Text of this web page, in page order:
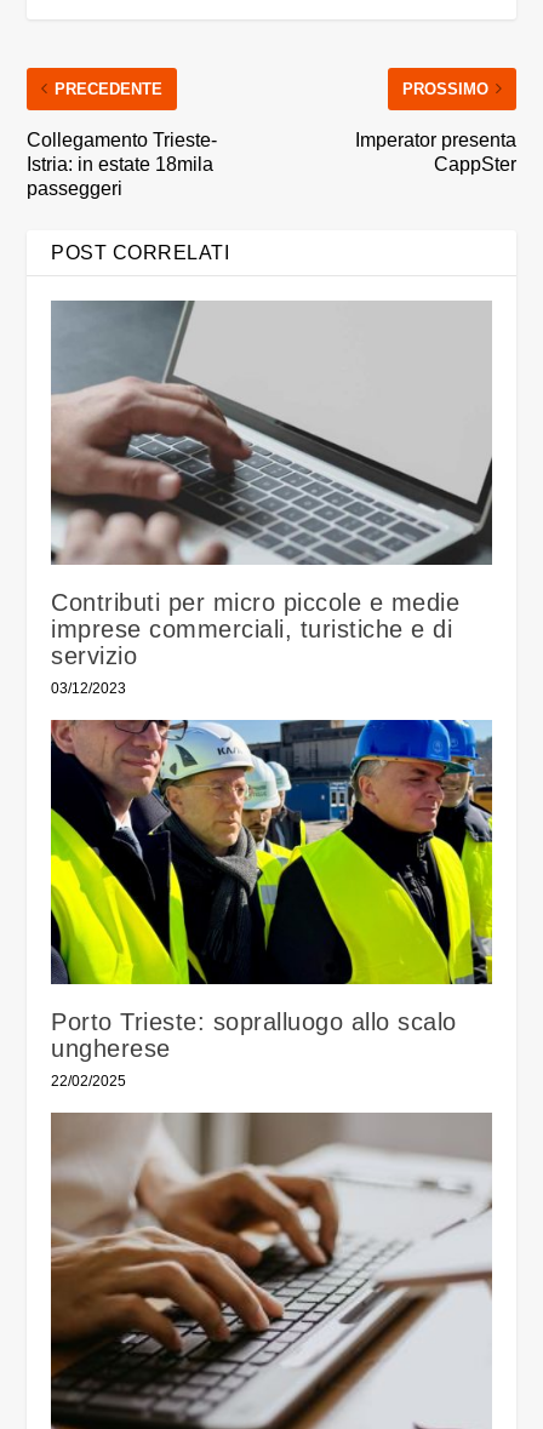
PRECEDENTE
Collegamento Trieste-
Istria: in estate 18mila
passeggeri
PROSSIMO
Imperator presenta
CappSter
POST CORRELATI
Contributi per micro piccole e medie
imprese commerciali, turistiche e di
servizio
03/12/2023
Porto Trieste: sopralluogo allo scalo
ungherese
22/02/2025